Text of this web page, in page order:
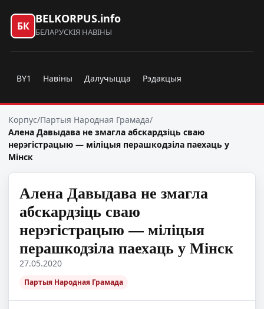
БК
BELKORPUS.info
БЕЛАРУСКІЯ НАВІНЫ
BY1 Навіны Далучыцца Рэдакцыя
Корпус/Партыя Народная Грамада/
Алена Давыдава не змагла абскардзіць сваю
нерэгістрацыю — міліцыя перашкодзіла паехаць у
Мінск
Алена Давыдава не змагла
абскардзіць сваю
нерэгістрацыю — міліцыя
перашкодзіла паехаць у Мінск
27.05.2020
Партыя Народная Грамада